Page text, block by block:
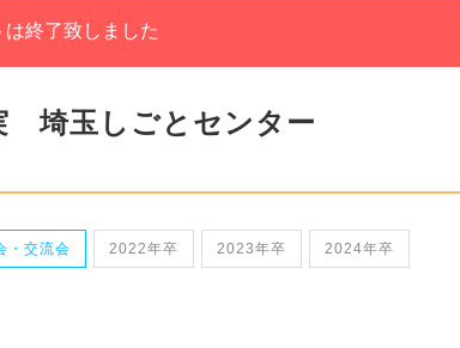
終了致しました
埼玉しごとセンター
・交流会 2022年卒 2023年卒 2024年卒